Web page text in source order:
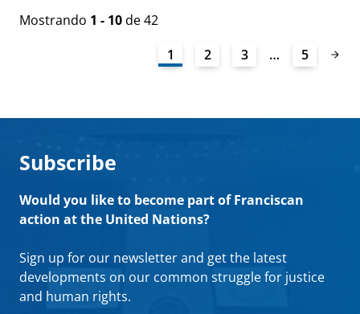
Mostrando 1 - 10de 42
1
2 3 … 5
Subscribe
Would you like to become part of Franciscan
action at the United Nations?
Sign up for our newsletter and get the latest
developments on our common struggle for justice
and human rights.